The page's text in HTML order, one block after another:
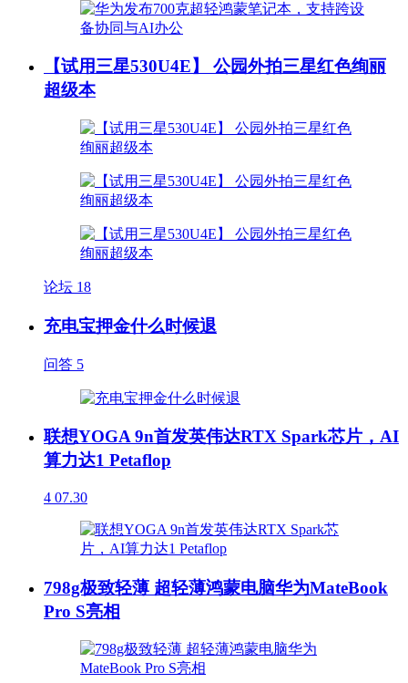
【试用三星530U4E】 公园外拍三星红色绚丽
超级本
论坛 18
充电宝押金什么时候退
问答 5
联想YOGA 9n首发英伟达RTX Spark芯片，AI
算力达1 Petaflop
4 07.30
798g极致轻薄 超轻薄鸿蒙电脑华为MateBook
Pro S亮相